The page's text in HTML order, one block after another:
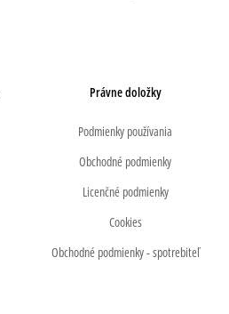
Právne doložky
Podmienky používania
Obchodné podmienky
Licenčné podmienky
Cookies
Obchodné podmienky - spotrebiteľ